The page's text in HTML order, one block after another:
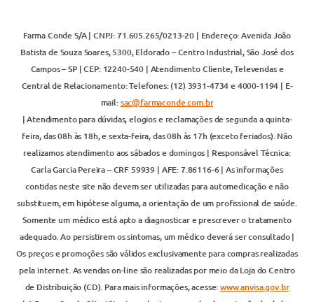
Farma Conde S/A | CNPJ: 71.605.265/0213-20 | Endereço: Avenida João
Batista de Souza Soares, 5300, Eldorado – Centro Industrial, São José dos
Campos – SP | CEP: 12240-540 | Atendimento Cliente, Televendas e
Central de Relacionamento: Telefones: (12) 3931-4734 e 4000-1194 | E-
mail:sac@farmaconde.com.br
| Atendimento para dúvidas, elogios e reclamações de segunda a quinta-
feira, das 08h às 18h, e sexta-feira, das 08h às 17h (exceto feriados). Não
realizamos atendimento aos sábados e domingos | Responsável Técnica:
Carla Garcia Pereira – CRF 59939 | AFE: 7.86116-6 | As informações
contidas neste site não devem ser utilizadas para automedicação e não
substituem, em hipótese alguma, a orientação de um profissional de saúde.
Somente um médico está apto a diagnosticar e prescrever o tratamento
adequado. Ao persistirem os sintomas, um médico deverá ser consultado |
Os preços e promoções são válidos exclusivamente para compras realizadas
pela internet. As vendas on-line são realizadas por meio da Loja do Centro
de Distribuição (CD). Para mais informações, acesse:www.anvisa.gov.br